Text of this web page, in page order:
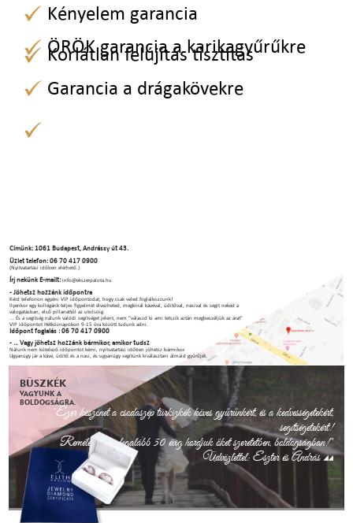
Kényelem garancia
Korlátlan felújítás tisztítás
ÖRÖK garancia a karikagyűrűkre
Garancia a drágakövekre
Címünk: 1061 Budapest, Andrássy út 43.
Üzlet telefon: 06 70 417 0900
(Nyitvatartási időben elérhető.)
Írj nekünk E-mailt:info@ekszerpalota.hu
- Jöhetsz hozzánk időpontra
Kérd telefonon egyéni VIP időpontodat, hogy csak veled foglalkozzunk!
Ilyenkor egy kollégánk teljes figyelmét élvezheted, megkínál kávéval, üdítőval, nasival és segít neked a
válogatásban, első pillanattól az utolsóig.
... És a segítség nálunk valódi segítséget jelent, nem "válaszd ki ami tetszik aztán megbeszéljük az árat"
VIP időpontot Hétköznapokon 9-15 óra között tudunk adni.
Időpont foglalás : 06 70 417 0900
- ... Vagy jöhetsz hozzánk bármikor, amikor tudsz
Nálunk nem kötelező időpontot kérni, nyitvatartási időben jöhetsz bármikor.
Ugyanúgy jár a kávé, üdítő és a nasi, és ugyanúgy segítünk kiválasztani álmaid gyűrűjét.
BÜSZKÉK
VAGYUNK A
BOLDOGSÁGRA.
"Ezer köszönet a csodaszép türkizkék köves gyűrűnkért, és a kedvességetekért,
segítségetekért!
Remélem, még legalább 50 évig hordjuk őket szeretetben, boldogságban!"
Üdvözlettel: Eszter és András